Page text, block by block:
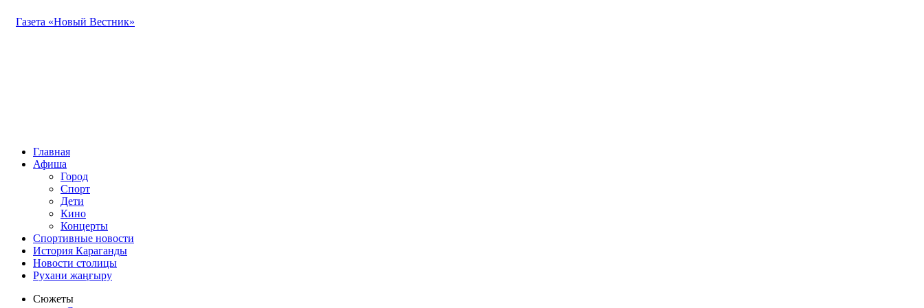
Газета «Новый Вестник»
Главная
Афиша
Город
Спорт
Дети
Кино
Концерты
Спортивные новости
История Караганды
Новости столицы
Рухани жаңғыру
Сюжеты